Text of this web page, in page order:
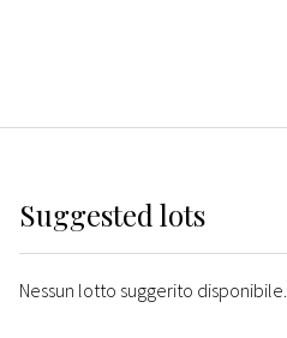
Suggested lots
Nessun lotto suggerito disponibile.